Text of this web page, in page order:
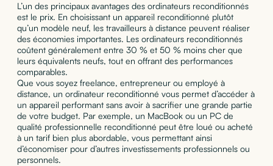
L’un des principaux avantages des ordinateurs reconditionnés
est le prix. En choisissant un appareil reconditionné plutôt
qu’un modèle neuf, les travailleurs à distance peuvent réaliser
des économies importantes. Les ordinateurs reconditionnés
coûtent généralement entre 30 % et 50 % moins cher que
leurs équivalents neufs, tout en offrant des performances
comparables.
Que vous soyez freelance, entrepreneur ou employé à
distance, un ordinateur reconditionné vous permet d’accéder à
un appareil performant sans avoir à sacrifier une grande partie
de votre budget. Par exemple, un MacBook ou un PC de
qualité professionnelle reconditionné peut être loué ou acheté
à un tarif bien plus abordable, vous permettant ainsi
d’économiser pour d’autres investissements professionnels ou
personnels.